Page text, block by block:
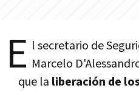
E l secretario de
Marcelo
que la liberación de